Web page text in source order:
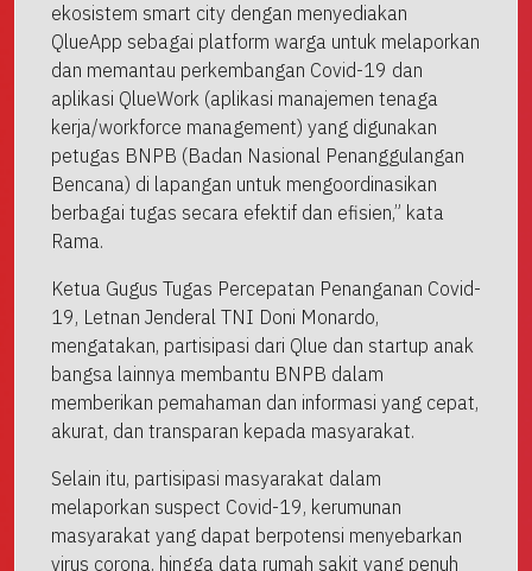
ekosistem smart city dengan menyediakan
QlueApp sebagai platform warga untuk melaporkan
dan memantau perkembangan Covid-19 dan
aplikasi QlueWork (aplikasi manajemen tenaga
kerja/workforce management) yang digunakan
petugas BNPB (Badan Nasional Penanggulangan
Bencana) di lapangan untuk mengoordinasikan
berbagai tugas secara efektif dan efisien,” kata
Rama.
Ketua Gugus Tugas Percepatan Penanganan Covid-
19, Letnan Jenderal TNI Doni Monardo,
mengatakan, partisipasi dari Qlue dan startup anak
bangsa lainnya membantu BNPB dalam
memberikan pemahaman dan informasi yang cepat,
akurat, dan transparan kepada masyarakat.
Selain itu, partisipasi masyarakat dalam
melaporkan suspect Covid-19, kerumunan
masyarakat yang dapat berpotensi menyebarkan
virus corona, hingga data rumah sakit yang penuh